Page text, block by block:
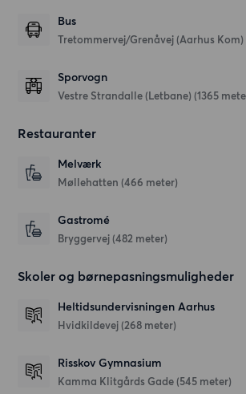
Bus
Tretommervej/Grenåvej (Aarhus Kom)
Sporvogn
Vestre Strandalle (Letbane) (1365
Restauranter
Melværk
Møllehatten (466 meter)
Gastromé
Bryggervej (482 meter)
Skoler og børnepasningsmuligheder
Heltidsundervisningen Aarhus
Hvidkildevej (268 meter)
Risskov Gymnasium
Kamma Klitgårds Gade (545 meter)